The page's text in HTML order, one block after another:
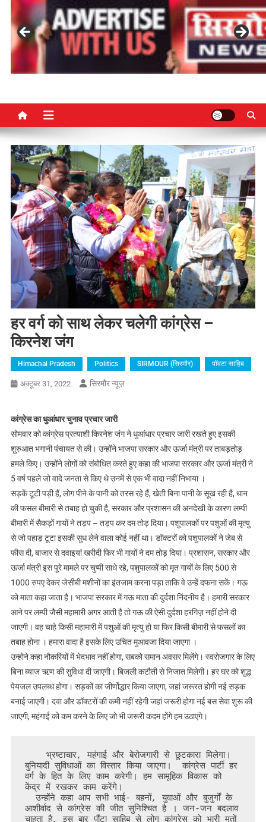
हर वर्ग को साथ लेकर चलेगी कांग्रेस –
किरनेश जंग
Himachal Pradesh Politics SIRMOUR (सिरमौर) पॉवटा साहिब
अक्टूबर 31, 2022 सिरमौर न्यूज़
कांग्रेस का धुआंधार चुनाव प्रचार जारी
सोमवार को कांग्रेस प्रत्याशी किरनेश जंग ने धुआंधार प्रचार जारी रखते हुए इसकी
शुरुआत भगानी पंचायत से की। उन्होंने भाजपा सरकार और ऊर्जा मंत्री पर ताबड़तोड़
हमले किए। उन्होंने लोगों को संबोधित करते हुए कहा की भाजपा सरकार और ऊर्जा मंत्री ने
5 वर्ष पहले जो वादे जनता से किए थे उनमें से एक भी वादा नहीं निभाया ।
सड़कें टूटी पड़ी हैं, लोग पीने के पानी को तरस रहे हैं, खेती बिना पानी के सूख रही है, धान
की फसल बीमारी से तबाह हो चुकी है, सरकार और प्रशासन की अनदेखी के कारण लम्पी
बीमारी में सैकड़ों गायों ने तड़प – तड़प कर दम तोड़ दिया। पशुपालकों पर पशुओं की मृत्यु
से जो पहाड़ टूटा इसकी सुध लेने वाला कोई नहीं था। डॉक्टरों को पशुपालकों ने जेब से
फीस दी, बाजार से दवाइयां खरीदी फिर भी गायों ने दम तोड़ दिया। प्रशासन, सरकार और
ऊर्जा मंत्री इस पूरे मामले पर चुप्पी साधे रहे, पशुपालकों को मृत गायों के लिए 500 से
1000 रुपए देकर जेसीबी मशीनों का इंतजाम करना पड़ा ताकि वे उन्हें दफना सकें। गऊ
को माता कहा जाता है। भाजपा सरकार में गऊ माता की दुर्दशा निंदनीय है। हमारी सरकार
आने पर लम्पी जैसी महामारी अगर आती है तो गऊ की ऐसी दुर्दशा हरगिज़ नहीं होने दी
जाएगी। वह चाहे किसी महामारी में पशुओं की मृत्यु हो या फिर किसी बीमारी से फसलों का
तबाह होना । हमारा वादा है इसके लिए उचित मुआवजा दिया जाएगा ।
उन्होने कहा नौकरियों में भेदभाव नहीं होगा, सबको समान अवसर मिलेंगे। स्वरोजगार के लिए
बिना ब्याज ऋण की सुविधा दी जाएगी। बिजली कटौती से निजात मिलेगी। हर घर को शुद्ध
पेयजल उपलब्ध होगा। सड़कों का जीर्णोद्धार किया जाएगा, जहां जरूरत होगी नई सड़क
बनाई जाएगी। दवा और डॉक्टरों की कमी नहीं रहेगी जहां जरूरी होगा नई बस सेवा शुरू की
जाएगी, महंगाई को कम करने के लिए जो भी जरूरी कदम होंगे हम उठाएंगे।
बुनियादी सुविधाओं का विस्तार किया जाएगा।  कांग्रेस पार्टी हर
वर्ग के हित के लिए काम करेगी। हम सामूहिक विकास को
केंद्र में रखकर काम करेंगे।
  उन्होंने कहा आप सभी भाई- बहनों, युवाओं और बुजुर्गों के
आशीर्वाद से कांग्रेस की जीत सुनिश्चित है । जन-जन बदलाव
चाहता है, इस बार पौंटा साहिब से लोग कांग्रेस को भारी मतों